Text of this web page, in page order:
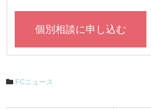
個別相談に申し込む
FCニュース